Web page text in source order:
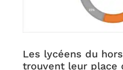
Les lycéens du
trouvent leur place